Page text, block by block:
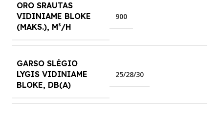
ORO SRAUTAS
VIDINIAME BLOKE
(MAKS.), M³/H
900
GARSO SLĖGIO
LYGIS VIDINIAME
BLOKE, DB(A)
25/28/30